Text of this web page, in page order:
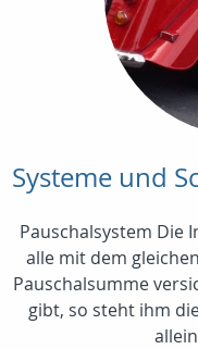
Systeme und
Pauschalsystem Die
alle mit dem
Pauschalsumme
gibt, so steht ihm